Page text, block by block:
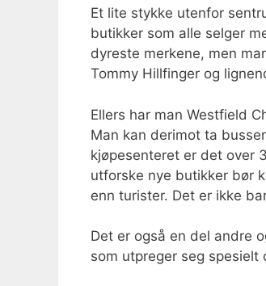
Et lite stykke utenfor
butikker som alle selger
dyreste merkene, men
Tommy Hillfinger og
Ellers har man Westfield
Man kan derimot ta
kjøpesenteret er det over
utforske nye butikker bør
enn turister. Det er ikke
Det er også en del andre
som utpreger seg spesielt